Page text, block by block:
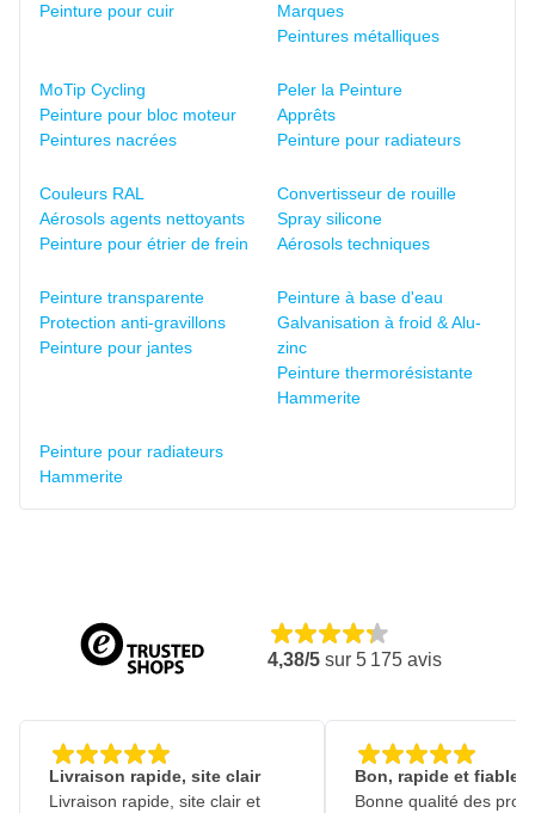
Peinture pour cuir
Marques
Peintures métalliques
MoTip Cycling
Peinture pour bloc moteur
Peintures nacrées
Peler la Peinture
Apprêts
Peinture pour radiateurs
Couleurs RAL
Aérosols agents nettoyants
Peinture pour étrier de frein
Convertisseur de rouille
Spray silicone
Aérosols techniques
Peinture transparente
Protection anti-gravillons
Peinture pour jantes
Peinture à base d'eau
Galvanisation à froid & Alu-
zinc
Peinture thermorésistante
Hammerite
Peinture pour radiateurs
Hammerite
4,38/5 sur 5 175 avis
Livraison rapide, site clair
Livraison rapide, site clair et
Bon, rapide et fiable
Bonne qualité des